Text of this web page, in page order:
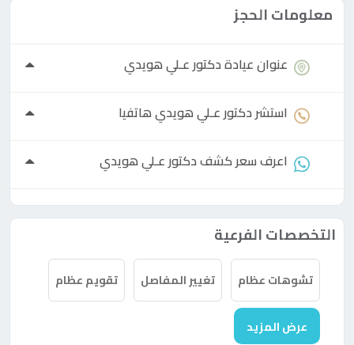
معلومات الحجز
عنوان عيادةدكتورعـلي هويدي
استشردكتورعـلي هويدي هاتفيا
اعرف سعر كشفدكتورعـلي هويدي
التخصصات الفرعية
تشوهات عظام تغيير المفاصل تقويم عظام
عرض المزيد